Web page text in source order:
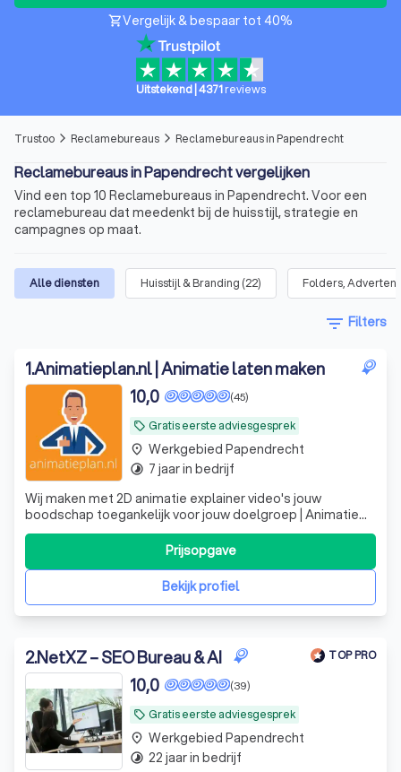
shopping_cartVergelijk & bespaar tot 40%
Uitstekend| 4371 reviews
Trustoo arrow_forward_ios Reclamebureaus arrow_forward_ios Reclamebureaus in Papendrecht
Reclamebureaus in Papendrecht vergelijken
Vind een top 10 Reclamebureaus in Papendrecht. Voor een
reclamebureau dat meedenkt bij de huisstijl, strategie en
campagnes op maat.
Alle diensten Huisstijl & Branding (22) Folders,
filter_list Filters
1.Animatieplan.nl | Animatie laten maken
local_offer Gratis eerste adviesgesprek
(45)
10,0
Wij maken met 2D animatie explainer video's jouw
boodschap toegankelijk voor jouw doelgroep | Animatie
laten maken? | Animatieplan.nl
Bekijk profiel
Prijsopgave
place Werkgebied Papendrecht
timelapse 7 jaar in bedrijf
2.NetXZ – SEO Bureau & AI TOP PRO
local_offer Gratis eerste adviesgesprek
(39)
10,0
place Werkgebied Papendrecht
timelapse 22 jaar in bedrijf